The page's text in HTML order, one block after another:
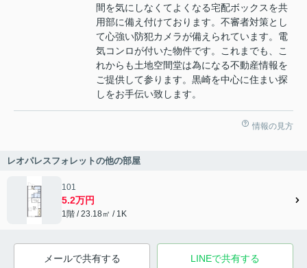
間を気にしなくてよくなる宅配ボックスを共
用部に備え付けております。不審者対策とし
て心強い防犯カメラが備えられています。電
気コンロが付いた物件です。これまでも、こ
れからも土地空間堂は為になる不動産情報を
ご提供して参ります。黒崎を中心に住まい探
しをお手伝い致します。
情報の見方
レオパレスフォレットの他の部屋
101
5.2万円
1階 / 23.18㎡ / 1K
メールで共有する LINEで共有する